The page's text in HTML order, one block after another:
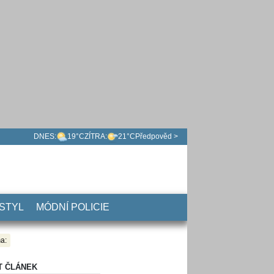
DNES: 19°CZÍTRA: 21°C Předpověd >
MÓDNÍ POLICIE
ČLÁNEK